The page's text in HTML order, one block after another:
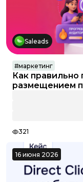
Saleads
#маркетинг
Как правильно
размещением
321
16 июня 2026